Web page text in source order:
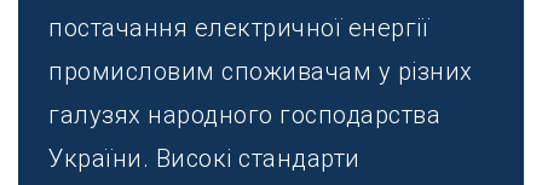
постачання електричної енергії
промисловим споживачам у різних
галузях народного господарства
України. Високі стандарти